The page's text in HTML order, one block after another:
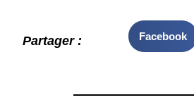
Partager : Facebook